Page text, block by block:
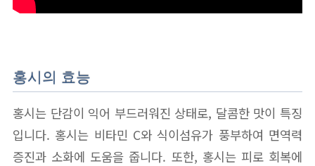
홍시의 효능
홍시는 단감이 익어 부드러워진 상태로, 달콤한 맛이 특징
입니다. 홍시는 비타민 C와 식이섬유가 풍부하여 면역력
증진과 소화에 도움을 줍니다. 또한, 홍시는 피로 회복에